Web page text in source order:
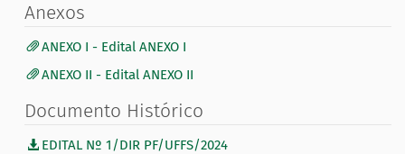
Anexos
ANEXO I - Edital ANEXO I
ANEXO II - Edital ANEXO II
Documento Histórico
EDITAL Nº 1/DIR PF/UFFS/2024